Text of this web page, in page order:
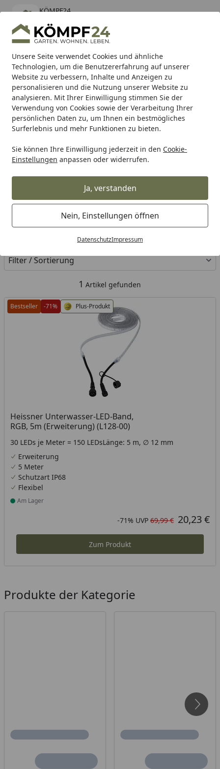
Unsere Seite verwendet Cookies und ähnliche
Technologien, um die Benutzererfahrung auf unserer
Website zu verbessern, Inhalte und Anzeigen zu
personalisieren und die Nutzung unserer Website zu
analysieren. Mit Ihrer Einwilligung stimmen Sie der
Verwendung von Cookies sowie der Verarbeitung Ihrer
persönlichen Daten zu, um Ihnen ein bestmögliches
Surferlebnis und mehr Funktionen zu bieten.
Sie können Ihre Einwilligung jederzeit in den Cookie-
Einstellungen anpassen oder widerrufen.
Ja, verstanden
Nein, Einstellungen öffnen
DatenschutzImpressum
KÖMPF24
kostenlos - Im App Store
Hotline
Alle Produkte
Mein Konto
Suchen
Karibu Pools inkl. gratis Sandfilteranlage & Pool-
Starterset (Gesamtwert bis 468,99€)
Startseite
Heissner Teichbeleuchtung & Dekoration Unterrwasser
Heissner Unterrwasser LED-Bänder
& -Schwimmlicht
Ihre Artikelübersicht
Filter / Sortierung
1 Artikel gefunden
Bestseller -71% Plus-Produkt
Heissner Unterwasser-LED-Band,
RGB, 5m (Erweiterung) (L128-00)
30 LEDs je Meter = 150 LEDsLänge: 5 m, ∅ 12 mm
Erweiterung
5 Meter
Schutzart IP68
Flexibel
Produkt am Lager
Am Lager
Rabatt in Prozent
-71%
Ursprünglicher Preis
UVP 69,99 €
Aktueller Preis 20,23 €
Zum Produkt
Produkte der Kategorie